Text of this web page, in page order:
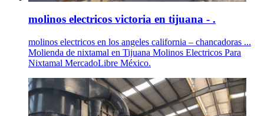
molinos electricos victoria en tijuana - .
molinos electricos en los angeles california – chancadoras ...
Molienda de nixtamal en Tijuana Molinos Electricos Para
Nixtamal MercadoLibre México.